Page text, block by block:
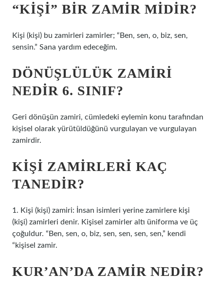
“KIŞI” BIR ZAMIR MIDIR?
Kişi (kişi) bu zamirleri zamirler; “Ben, sen, o, biz, sen,
sensin.” Sana yardım edeceğim.
DÖNÜŞLÜLÜK ZAMIRI
NEDIR 6. SINIF?
Geri dönüşün zamiri, cümledeki eylemin konu tarafından
kişisel olarak yürütüldüğünü vurgulayan ve vurgulayan
zamirdir.
KIŞI ZAMIRLERI KAÇ
TANEDIR?
1. Kişi (kişi) zamiri: İnsan isimleri yerine zamirlere kişi
(kişi) zamirleri denir. Kişisel zamirler altı üniforma ve üç
çoğuldur. “Ben, sen, o, biz, sen, sen, sen, sen,” kendi
“kişisel zamir.
KUR’AN’DA ZAMIR NEDIR?